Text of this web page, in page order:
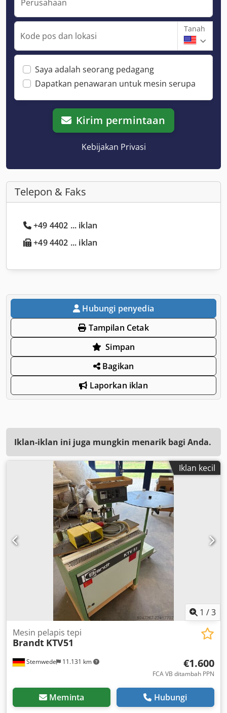
Perusahaan
Kode pos dan lokasi
Tanah
Saya adalah seorang pedagang
Dapatkan penawaran untuk mesin serupa
Kirim permintaan
Kebijakan Privasi
Telepon & Faks
+49 4402 ... iklan
+49 4402 ... iklan
Hubungi penyedia
Tampilan Cetak
Simpan
Bagikan
Laporkan iklan
Iklan-iklan ini juga mungkin menarik bagi Anda.
Iklan kecil
1 /3
Stemwede 11.131 km
Mesin pelapis tepi
Brandt KTV51
€1.600
FCA VB ditambah PPN
Meminta Hubungi